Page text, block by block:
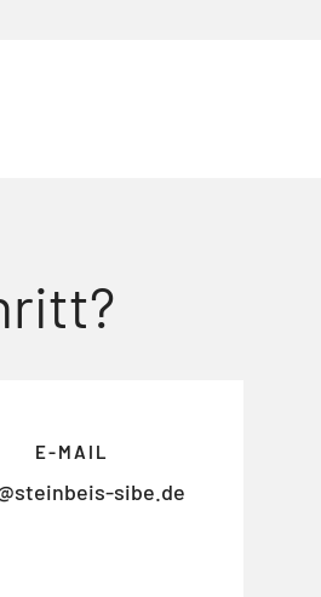
E-MAIL
sibe.de